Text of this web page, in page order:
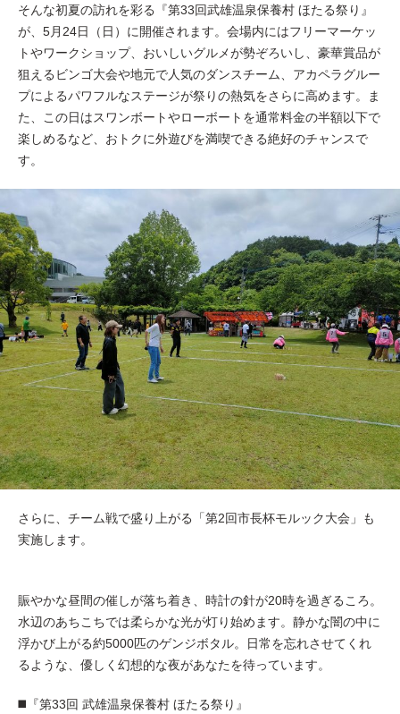
そんな初夏の訪れを彩る『第33回武雄温泉保養村 ほたる祭り』
が、5月24日（日）に開催されます。会場内にはフリーマーケッ
トやワークショップ、おいしいグルメが勢ぞろいし、豪華賞品が
狙えるビンゴ大会や地元で人気のダンスチーム、アカペラグルー
プによるパワフルなステージが祭りの熱気をさらに高めます。ま
た、この日はスワンボートやローボートを通常料金の半額以下で
楽しめるなど、おトクに外遊びを満喫できる絶好のチャンスで
す。
さらに、チーム戦で盛り上がる「第2回市長杯モルック大会」も
実施します。
賑やかな昼間の催しが落ち着き、時計の針が20時を過ぎるころ。
水辺のあちこちでは柔らかな光が灯り始めます。静かな闇の中に
浮かび上がる約5000匹のゲンジボタル。日常を忘れさせてくれ
るような、優しく幻想的な夜があなたを待っています。
◼️『第33回 武雄温泉保養村 ほたる祭り』